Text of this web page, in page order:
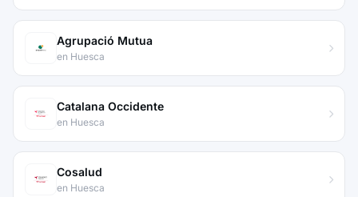
Agrupació Mutua
en Huesca
Catalana Occidente
en Huesca
Cosalud
en Huesca